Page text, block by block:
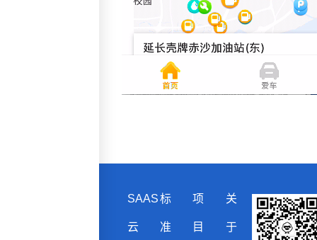
SAAS
云
标
准
项
目
关
于
客服热
线：